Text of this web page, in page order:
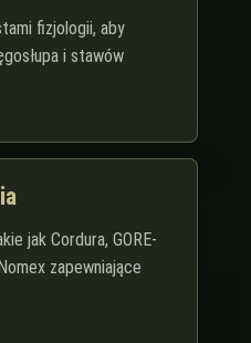
fizjologii, aby
i stawów
jak Cordura, GORE-
zapewniające